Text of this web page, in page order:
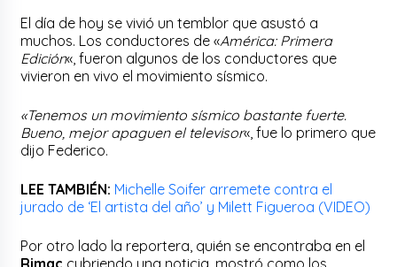
El día de hoy se vivió un temblor que asustó a
muchos. Los conductores de «América: Primera
Edición«, fueron algunos de los conductores que
vivieron en vivo el movimiento sísmico.
«Tenemos un movimiento sísmico bastante fuerte.
Bueno, mejor apaguen el televisor«, fue lo primero que
dijo Federico.
LEE TAMBIÉN: Michelle Soifer arremete contra el
jurado de ‘El artista del año’ y Milett Figueroa (VIDEO)
Por otro lado la reportera, quién se encontraba en el
Rimac cubriendo una noticia, mostró como los